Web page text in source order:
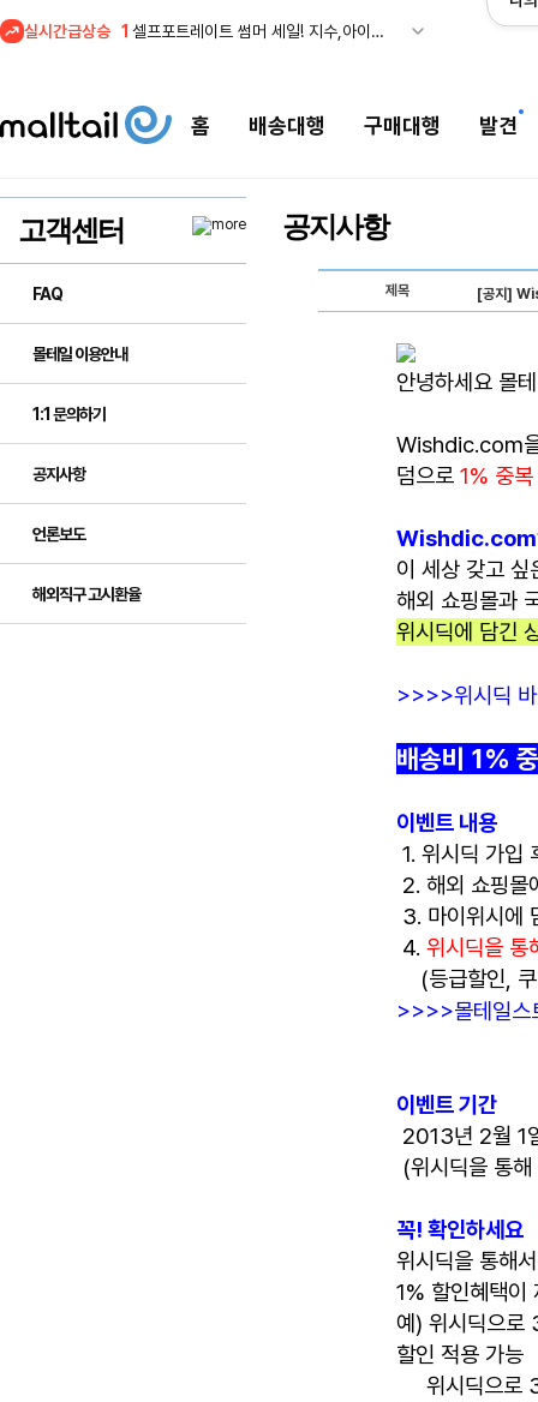
실시간급상승 1
셀프포트레이트 썸머 세일! 지수,아이유 착용 + 관세내 특가
홈 배송대행 구매대행 발견
고객센터
FAQ
몰테일 이용안내
1:1 문의하기
공지사항
언론보도
해외직구 고시환율
공지사항
제목 [공지]
안녕하세요 몰
Wishdic.com
덤으로 1% 중
이 세상 갖고 싶
해외 쇼핑몰과
위시딕에 담긴
>>>>위시딕
배송비 1%
이벤트 내용
1. 위시딕 가입
2. 해외 쇼핑몰
3. 마이위시에
4. 위시딕을 통
(등급할인, 쿠
>>>>몰테일스
이벤트 기간
2013년 2월 1
(위시딕을 통
꼭! 확인하세요
위시딕을 통해
1% 할인혜택이
예) 위시딕으로
할인 적용 가능
위시딕으로 3